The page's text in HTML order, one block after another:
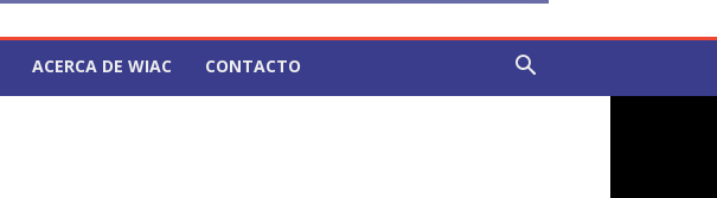
ACERCA DE WIAC CONTACTO